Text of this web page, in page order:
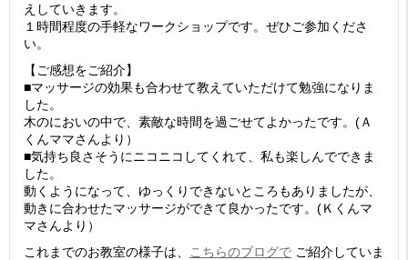
えしていきます。
１時間程度の手軽なワークショップです。ぜひご参加くださ
い。
【ご感想をご紹介】
■マッサージの効果も合わせて教えていただけて勉強になりま
した。
木のにおいの中で、素敵な時間を過ごせてよかったです。(Ａ
くんママさんより）
■気持ち良さそうにニコニコしてくれて、私も楽しんでできま
した。
動くようになって、ゆっくりできないところもありましたが、
動きに合わせたマッサージができて良かったです。(Ｋくんマ
マさんより）
これまでのお教室の様子は、
こちらのブログで ご紹介していま